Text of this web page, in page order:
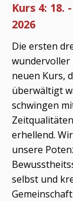
Kurs 4: 18.
2026
Die ersten
wundervoller
neuen Kurs,
überwältigt
schwingen
erhellend.
unsere
selbst und